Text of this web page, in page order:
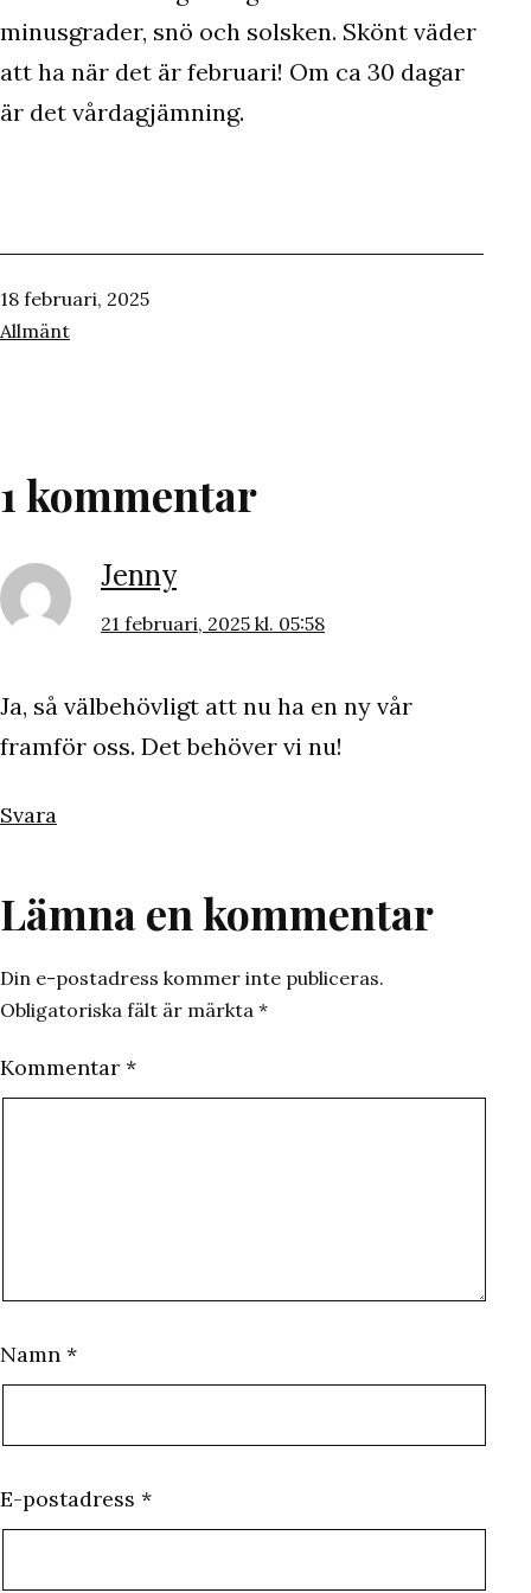
minusgrader, snö och solsken. Skönt väder
att ha när det är februari! Om ca 30 dagar
är det vårdagjämning.
Publicerat
den
18 februari, 2025
Kategoriserat
Allmänt
1 kommentar
Jenny
21 februari, 2025 kl. 05:58
Ja, så välbehövligt att nu ha en ny vår
framför oss. Det behöver vi nu!
Svara
Lämna en kommentar
Din e-postadress kommer inte publiceras.
Obligatoriska fält är märkta *
Kommentar *
Namn *
E-postadress *